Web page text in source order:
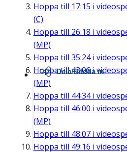
Hoppa till 17:15 i
(C)
Hoppa till 26:18 i
(MP)
Hoppa till 35:24i
Hoppa till43:06i
(MP)
Hoppa till 44:34i
Hoppa till 46:00 i
(MP)
Hoppa till 48:07 i
Hoppa till 49:16 i
Dela/Bädda in